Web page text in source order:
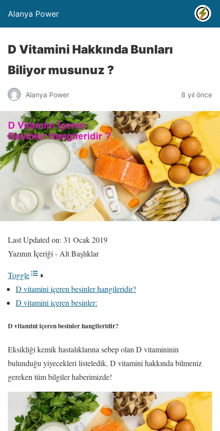
Alanya Power
D Vitamini Hakkında Bunları
Biliyor musunuz ?
Alanya Power 8 yıl önce
Last Updated on: 31 Ocak 2019
Yazının İçeriği - Alt Başlıklar
Toggle
D vitamini içeren besinler hangileridir?
D vitamini içeren besinler:
D vitamini içeren besinler hangileridir?
Eksikliği kemik hastalıklarına sebep olan D vitamininin
bulunduğu yiyecekleri listeledik. D vitamini hakkında bilmeniz
gereken tüm bilgiler haberimizde!